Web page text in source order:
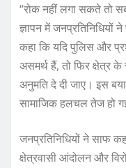
“रोक नहीं लगा सकते तो
ज्ञापन में जनप्रतिनिधियों
कहा कि यदि पुलिस और
असमर्थ हैं, तो फिर क्षेत्र
अनुमति दे दी जाए। इस
सामाजिक हलचल तेज हो
जनप्रतिनिधियों ने साफ
क्षेत्रवासी आंदोलन और